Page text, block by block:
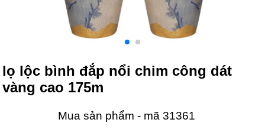
lọ lộc bình đắp nổi chim công dát
vàng cao 175m
Mua sản phẩm - mã 31361